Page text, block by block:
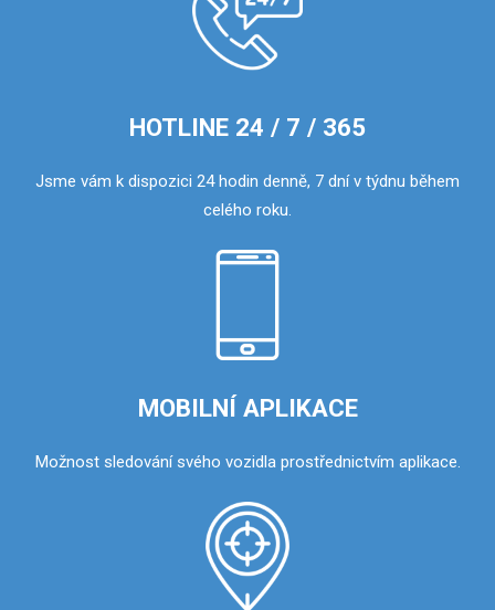
HOTLINE 24 / 7 / 365
Jsme vám k dispozici 24 hodin denně, 7 dní v týdnu během
celého roku.
MOBILNÍ APLIKACE
Možnost sledování svého vozidla prostřednictvím aplikace.